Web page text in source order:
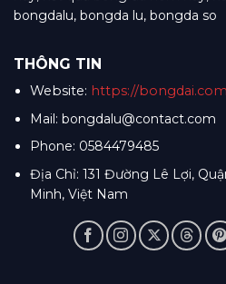
bongdalu, bongda lu, bongda so
THÔNG TIN
Website: https://
Mail:bongdalu@contact.com
Phone: 0584479485
Địa Chỉ: 131 Đường Lê Lợi,
Minh, Việt Nam